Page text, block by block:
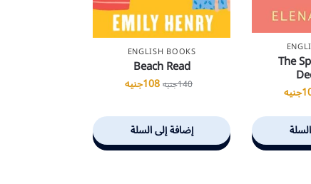
The
جنيه
ENGLISH BOOKS
Beach Read
140جنيه108جنيه
إضافة إلى السلة